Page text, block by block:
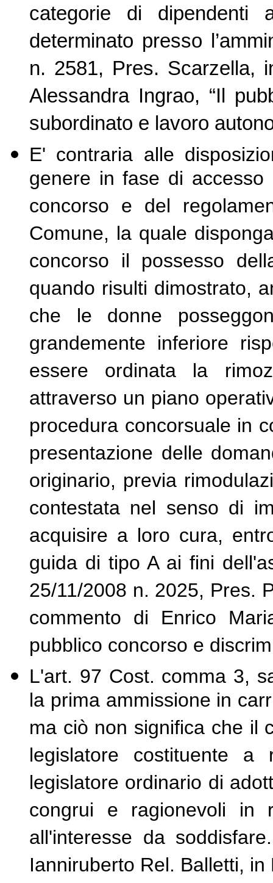
categorie di dipendenti
determinato presso
n. 2581, Pres. Scarzella,
Alessandra Ingrao, “Il
subordinato e lavoro
E' contraria alle
genere in fase di
concorso e del
Comune, la quale
concorso il possesso
quando risulti dimostrato,
che le donne
grandemente inferiore
essere ordinata la
attraverso un piano
procedura concorsuale in
presentazione delle
originario, previa
contestata nel senso di
acquisire a loro cura,
guida di tipo A ai fini
25/11/2008 n. 2025, Pres.
commento di Enrico
pubblico concorso e
L'art. 97 Cost. comma 3,
la prima ammissione in
ma ciò non significa che il
legislatore costituente
legislatore ordinario di
congrui e ragionevoli in
all'interesse da
Ianniruberto Rel. Balletti,